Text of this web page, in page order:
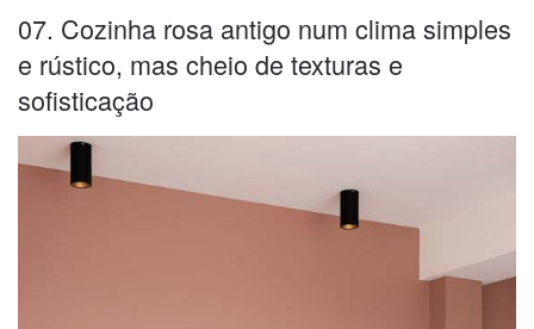
07. Cozinha rosa antigo num clima simples
e rústico, mas cheio de texturas e
sofisticação